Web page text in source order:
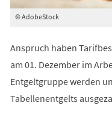
© AdobeStock
Anspruch haben
am 01. Dezember im
Entgeltgruppe werden
Tabellenentgelts